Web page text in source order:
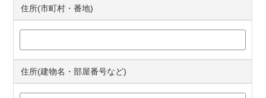
住所(市町村・番地)
住所(建物名・部屋番号など)